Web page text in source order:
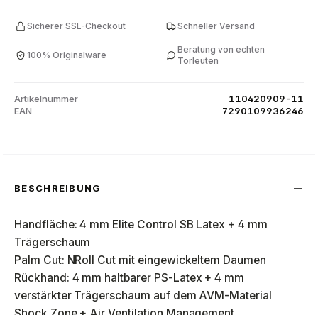
Sicherer SSL-Checkout Schneller Versand
100% Originalware
Beratung von echten
Torleuten
Artikelnummer
110420909-11
EAN
7290109936246
BESCHREIBUNG
Handfläche: 4 mm Elite Control SB Latex + 4 mm
Trägerschaum
Palm Cut: NRoll Cut mit eingewickeltem Daumen
Rückhand: 4 mm haltbarer PS-Latex + 4 mm
verstärkter Trägerschaum auf dem AVM-Material